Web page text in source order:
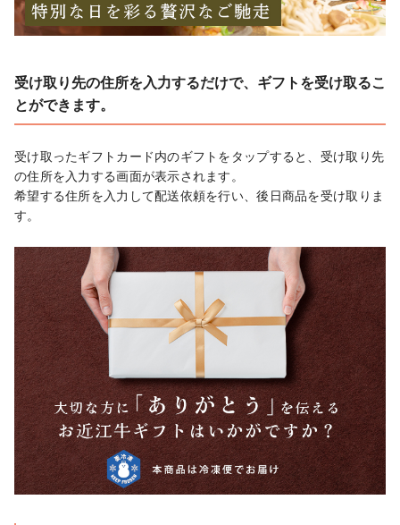
受け取り先の住所を入力するだけで、ギフトを受け取るこ
とができます。
受け取ったギフトカード内のギフトをタップすると、受け取り先
の住所を入力する画面が表示されます。
希望する住所を入力して配送依頼を行い、後日商品を受け取りま
す。